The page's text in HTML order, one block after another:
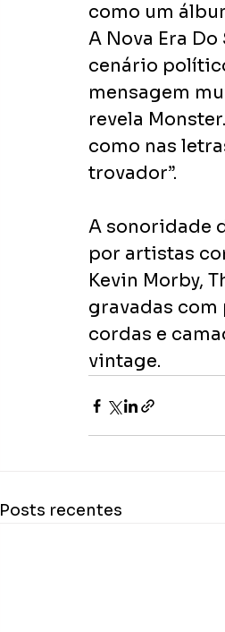
como um
A Nova Era
cenário
mensagem
revela
como nas
trovador”.
A sonoridade
por artistas
Kevin Morby,
gravadas
cordas e
vintage.
Posts recentes